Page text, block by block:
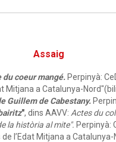
Assaig
coeur mangé.Perpinyà:
Mitjana a Catalunya-
Guillem de Cabestany.
", dins AAVV: Actes du
la història al mite". Perpinyà:
l’Edat Mitjana a